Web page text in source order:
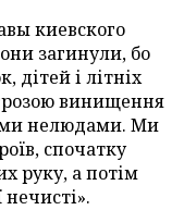
киевского
загинули, бо
дітей і літніх
винищення
нелюдами. Ми
спочатку
руку, а потім